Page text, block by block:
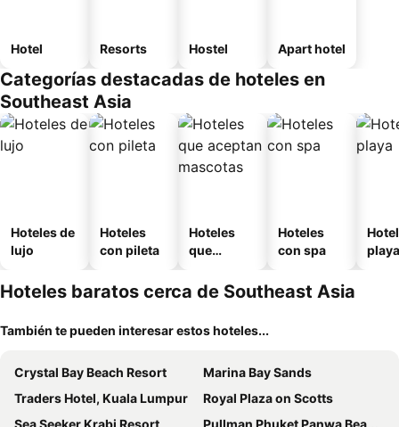
Hotel Resorts Hostel Apart hotel
Categorías destacadas de hoteles en
Southeast Asia
Hoteles de
lujo
Hoteles
con pileta
Hoteles
que
mascotas
Hoteles
con spa
playa
Hoteles baratos cerca de Southeast Asia
También te pueden interesar estos hoteles...
Crystal Bay Beach Resort
Marina Bay Sands
Traders Hotel, Kuala Lumpur
Royal Plaza on Scotts
Sea Seeker Krabi Resort
Pullman Phuket Panwa Beach Resort